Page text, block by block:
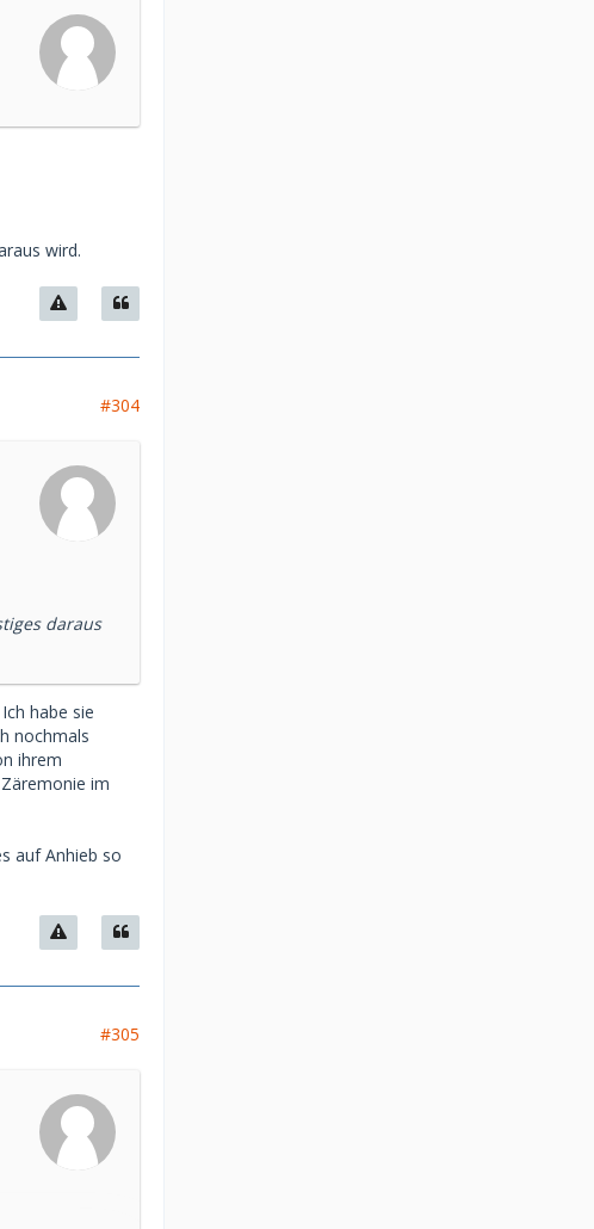
wird.
#304
daraus
habe sie
nochmals
ihrem
im
auf Anhieb so
#305